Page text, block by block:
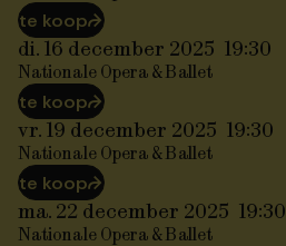
te koop⮫
di. 16 december 2025 19:30
Nationale Opera & Ballet
te koop⮫
vr. 19 december 2025 19:30
Nationale Opera & Ballet
te koop⮫
ma. 22 december 2025 19:30
Nationale Opera & Ballet